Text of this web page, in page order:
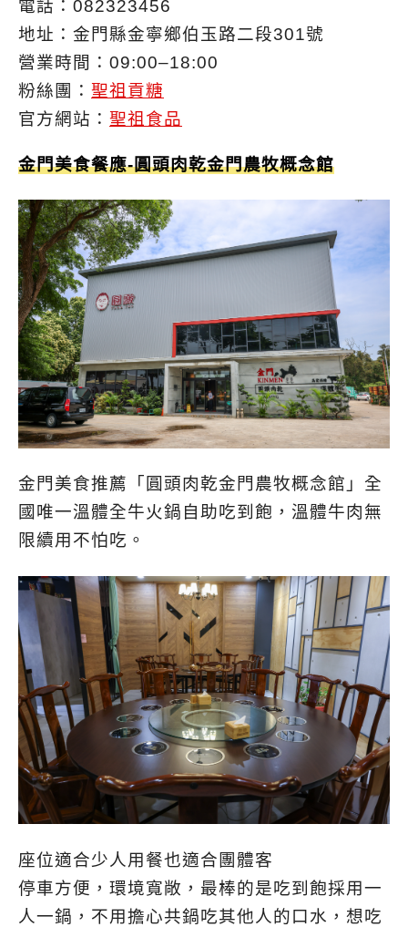
電話：082323456
地址：金門縣金寧鄉伯玉路二段301號
營業時間：09:00–18:00
粉絲團： 聖祖貢糖
官方網站： 聖祖食品
金門美食餐應-圓頭肉乾金門農牧概念館
金門美食推薦「圓頭肉乾金門農牧概念館」全
國唯一溫體全牛火鍋自助吃到飽，溫體牛肉無
限續用不怕吃。
座位適合少人用餐也適合團體客
停車方便，環境寬敞，最棒的是吃到飽採用一
人一鍋，不用擔心共鍋吃其他人的口水，想吃